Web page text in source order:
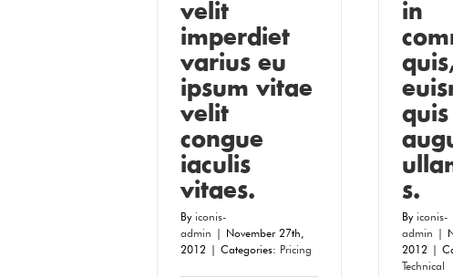
velit
imperdiet
varius eu
ipsum vitae
velit
congue
iaculis
vitaes.
By iconis-
admin | November 27th,
2012 | Categories: Pricing
in
s.
By iconis-
admin |
2012 |
Technical